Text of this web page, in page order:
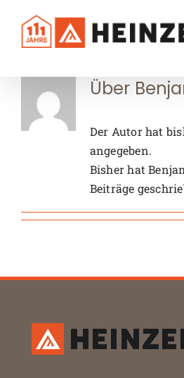
content
Über
Der Autor hat
angegeben.
Bisher hat
Beiträge